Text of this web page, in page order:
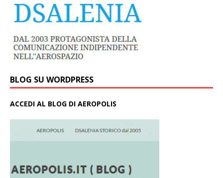
BLOG SU WORDPRESS
ACCEDI AL BLOG DI AEROPOLIS